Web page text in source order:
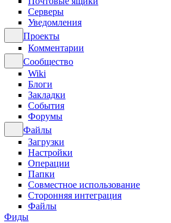
Серверы
Уведомления
Проекты
Комментарии
Сообщество
Wiki
Блоги
Закладки
События
Форумы
Файлы
Загрузки
Настройки
Операции
Папки
Совместное использование
Сторонняя интеграция
Файлы
Фиды